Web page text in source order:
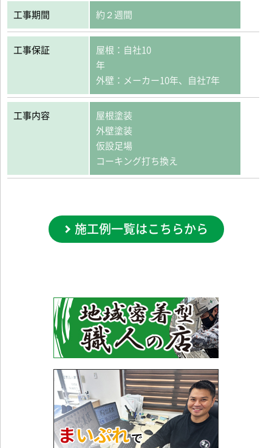
工事期間 約２週間
工事保証
屋根：自社10
外壁：メーカー10年、自社7年
工事内容
屋根塗装
外壁塗装
仮設足場
コーキング打ち換え
施工例一覧はこちらから